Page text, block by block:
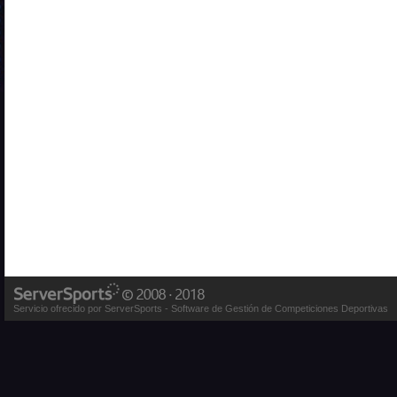
Servicio ofrecido por ServerSports - Software de Gestión de Competiciones Deportivas